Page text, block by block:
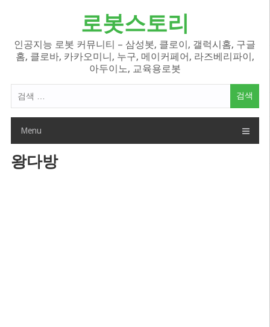
로봇스토리
인공지능 로봇 커뮤니티 – 삼성봇, 클로이, 갤럭시홈, 구글
홈, 클로바, 카카오미니, 누구, 메이커페어, 라즈베리파이,
아두이노, 교육용로봇
색
Menu
왕다방